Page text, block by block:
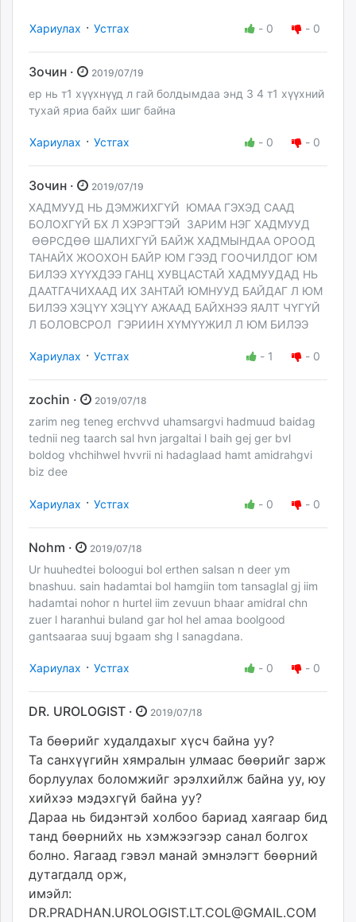
Хариулах · Устгах - 0 - 0
Зочин · 2019/07/19
ер нь т1 хүүхнүүд л гай болдымдаа энд 3 4 т1 хүүхний
тухай яриа байх шиг байна
Хариулах · Устгах - 0 - 0
Зочин · 2019/07/19
ХАДМУУД НЬ ДЭМЖИХГҮЙ ЮМАА ГЭХЭД СААД
БОЛОХГҮЙ БХ Л ХЭРЭГТЭЙ ЗАРИМ НЭГ ХАДМУУД
ӨӨРСДӨӨ ШАЛИХГҮЙ БАЙЖ ХАДМЫНДАА ОРООД
ТАНАЙХ ЖООХОН БАЙР ЮМ ГЭЭД ГООЧИЛДОГ ЮМ
БИЛЭЭ ХҮҮХДЭЭ ГАНЦ ХУВЦАСТАЙ ХАДМУУДАД НЬ
ДААТГАЧИХААД ИХ ЗАНТАЙ ЮМНУУД БАЙДАГ Л ЮМ
БИЛЭЭ ХЭЦҮҮ ХЭЦҮҮ АЖААД БАЙХНЭЭ ЯАЛТ ЧҮГҮЙ
Л БОЛОВСРОЛ ГЭРИИН ХҮМҮҮЖИЛ Л ЮМ БИЛЭЭ
Хариулах · Устгах - 1 - 0
zochin · 2019/07/18
zarim neg teneg erchvvd uhamsargvi hadmuud baidag
tednii neg taarch sal hvn jargaltai l baih gej ger bvl
boldog vhchihwel hvvrii ni hadaglaad hamt amidrahgvi
biz dee
Хариулах · Устгах - 0 - 0
Nohm · 2019/07/18
Ur huuhedtei boloogui bol erthen salsan n deer ym
bnashuu. sain hadamtai bol hamgiin tom tansaglal gj iim
hadamtai nohor n hurtel iim zevuun bhaar amidral chn
zuer l haranhui buland gar hol hel amaa boolgood
gantsaaraa suuj bgaam shg l sanagdana.
Хариулах · Устгах - 0 - 0
DR. UROLOGIST · 2019/07/18
Та бөөрийг худалдахыг хүсч байна уу?
Та санхүүгийн хямралын улмаас бөөрийг зарж
борлуулах боломжийг эрэлхийлж байна уу, юу
хийхээ мэдэхгүй байна уу?
Дараа нь бидэнтэй холбоо бариад хаягаар бид
танд бөөрнийх нь хэмжээгээр санал болгох
болно. Яагаад гэвэл манай эмнэлэгт бөөрний
дутагдалд орж,
имэйл:
DR.PRADHAN.UROLOGIST.LT.COL@GMAIL.COM